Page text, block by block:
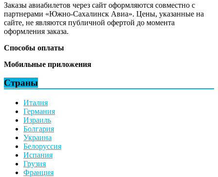
Заказы авиабилетов через сайт оформляются совместно с
партнерами «Южно-Сахалинск Авиа». Цены, указанные на
сайте, не являются публичной офертой до момента
оформления заказа.
Способы оплаты
Мобильные приложения
Страны
Италия
Германия
Израиль
Болгария
Украина
Белоруссия
Испания
Грузия
Франция